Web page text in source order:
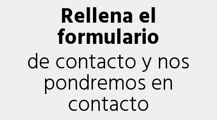
Rellena el
formulario
de contacto y nos
pondremos en
contacto